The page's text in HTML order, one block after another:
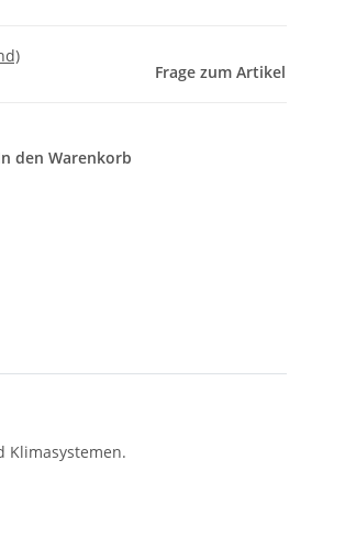
Frage zum Artikel
den Warenkorb
Klimasystemen.